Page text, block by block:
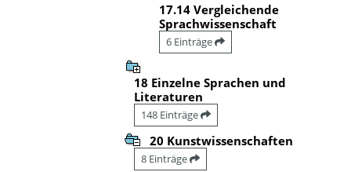
17.14 Vergleichende
Sprachwissenschaft
6 Einträge
18 Einzelne Sprachen und
Literaturen
148 Einträge
20 Kunstwissenschaften
8 Einträge